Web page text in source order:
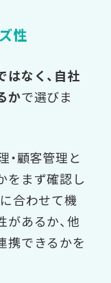
性
なく、自社
かで選びま
・顧客管理と
をまず確認し
合わせて機
あるか、他
携できるかを